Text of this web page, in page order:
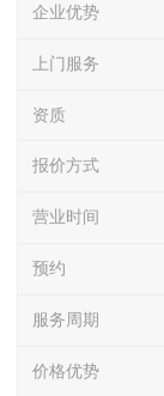
企业优势
上门服务
资质
报价方式
营业时间
预约
服务周期
价格优势